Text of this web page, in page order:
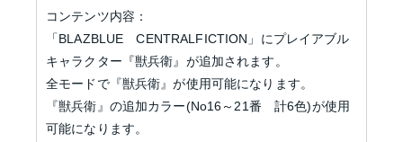
コンテンツ内容：
「BLAZBLUE CENTRALFICTION」にプレイアブル
キャラクター『獣兵衛』が追加されます。
全モードで『獣兵衛』が使用可能になります。
『獣兵衛』の追加カラー(No16～21番 計6色)が使用
可能になります。